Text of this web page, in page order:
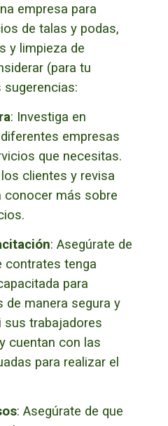
empresa para
de talas y podas,
y limpieza de
(para tu
: Investiga en
empresas
que necesitas.
clientes y revisa
conocer más sobre
: Asegúrate de
contrates tenga
para
de manera segura y
sus trabajadores
cuentan con las
para realizar el
: Asegúrate de que